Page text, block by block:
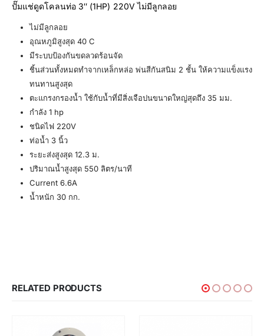
ปั๊มแช่ดูดโคลนท่อ 3″ (1HP) 220V ไม่มีลูกลอย
ไม่มีลูกลอย
อุณหภูมิสูงสุด 40 C
มีระบบป้องกันขดลวดร้อนจัด
ชิ้นส่วนทั้งหมดทำจากเหล็กหล่อ พ่นสีกันสนิม 2 ชั้น ให้ความแข็งแรง
ทนทานสูงสุด
ตะแกรงกรองน้ำ ใช้กับน้ำที่มีสิ่งเจือปนขนาดใหญ่สุดถึง 35 มม.
กำลัง 1 hp
ชนิดไฟ 220V
ท่อน้ำ 3 นิ้ว
ระยะส่งสูงสุด 12.3 ม.
ปริมาณน้ำสูงสุด 550 ลิตร/นาที
Current 6.6A
น้ำหนัก 30 กก.
RELATED PRODUCTS